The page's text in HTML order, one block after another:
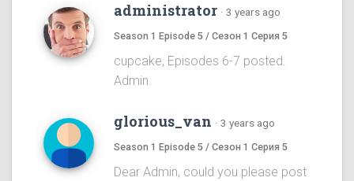
administrator · 3 years ago
Season 1 Episode 5 / Сезон 1 Серия 5
cupcake, Episodes 6-7 posted.
Admin.
glorious_van · 3 years ago
Season 1 Episode 5 / Сезон 1 Серия 5
Dear Admin, could you please post